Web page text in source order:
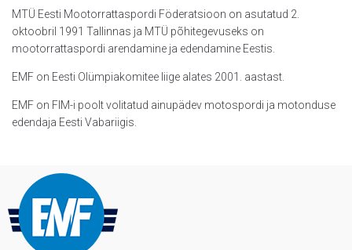
MTÜ Eesti Mootorrattaspordi Föderatsioon on asutatud 2.
oktoobril 1991 Tallinnas ja MTÜ põhitegevuseks on
mootorrattaspordi arendamine ja edendamine Eestis.
EMF on Eesti Olümpiakomitee liige alates 2001. aastast.
EMF on FIM-i poolt volitatud ainupädev motospordi ja motonduse
edendaja Eesti Vabariigis.